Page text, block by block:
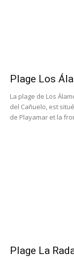
Plage Los
La plage de Los
del Cañuelo, est
de Playamar et la
Plage La